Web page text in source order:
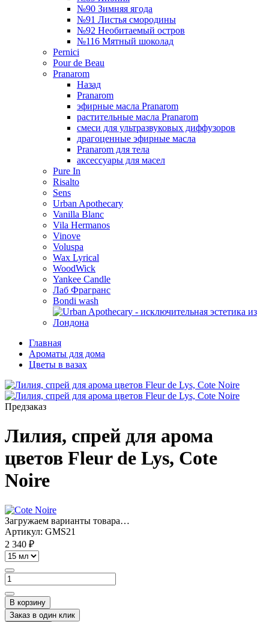
№90 Зимняя ягода
№91 Листья смородины
№92 Необитаемый остров
№116 Мятный шоколад
Pernici
Pour de Beau
Pranarom
Назад
Pranarom
эфирные масла Pranarom
растительные масла Pranarom
смеси для ультразвуковых диффузоров
драгоценные эфирные масла
Pranarom для тела
аксессуары для масел
Pure In
Risalto
Sens
Urban Apothecary
Vanilla Blanc
Vila Hermanos
Vinove
Voluspa
Wax Lyrical
WoodWick
Yankee Candle
Лаб Фрагранс
Bondi wash
Главная
Ароматы для дома
Цветы в вазах
Предзаказ
Лилия, спрей для арома
цветов Fleur de Lys, Cote
Noire
Загружаем варианты товара…
Артикул: GMS21
2 340 ₽
В корзину
Заказ в один клик